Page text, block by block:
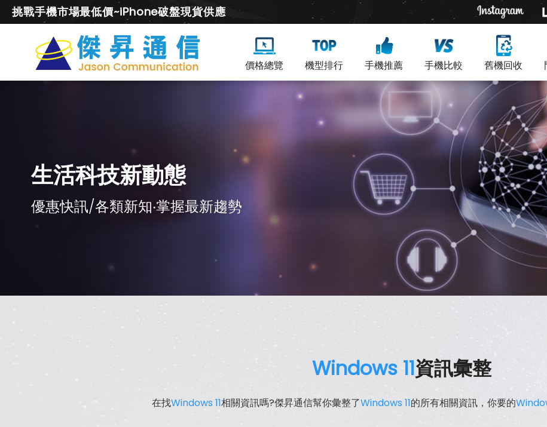
挑戰手機市場最低價~iPhone破盤現貨供應
價格總覽 機型排行 手機推薦 手機比較 舊機回收
生活科技新動態
優惠快訊/各類新知‧掌握最新趨勢
Windows 11資訊彙整
在找Windows 11相關資訊嗎?傑昇通信幫你彙整了Windows 11的所有相關資訊，你要的